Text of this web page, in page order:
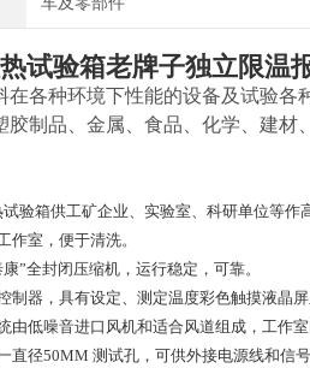
试验箱老牌子独立限温
在各种环境下性能的设备及试验
胶制品、金属、食品、化学、建材
验箱供工矿企业、实验室、科研单位等作
作室，便于清洗。
”全封闭压缩机，运行稳定，可靠。
制器，具有设定、测定温度彩色触摸液晶
由低噪音进口风机和适合风道组成，工作室
直径50MM 测试孔，可供外接电源线和信号